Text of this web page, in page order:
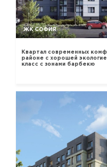
ЖК СОФИЯ
Квартал современных
районе с хорошей
класс с зонами барбекю